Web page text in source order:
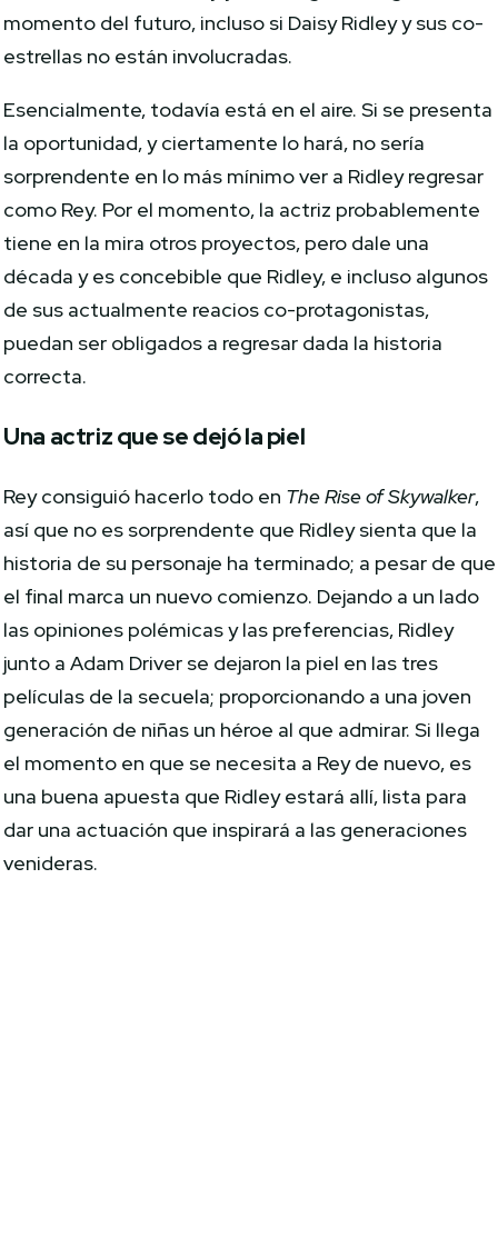
momento del futuro, incluso si Daisy Ridley y sus co-
estrellas no están involucradas.
Esencialmente, todavía está en el aire. Si se presenta
la oportunidad, y ciertamente lo hará, no sería
sorprendente en lo más mínimo ver a Ridley regresar
como Rey. Por el momento, la actriz probablemente
tiene en la mira otros proyectos, pero dale una
década y es concebible que Ridley, e incluso algunos
de sus actualmente reacios co-protagonistas,
puedan ser obligados a regresar dada la historia
correcta.
Una actriz que se dejó la piel
Rey consiguió hacerlo todo en The Rise of Skywalker,
así que no es sorprendente que Ridley sienta que la
historia de su personaje ha terminado; a pesar de que
el final marca un nuevo comienzo. Dejando a un lado
las opiniones polémicas y las preferencias, Ridley
junto a Adam Driver se dejaron la piel en las tres
películas de la secuela; proporcionando a una joven
generación de niñas un héroe al que admirar. Si llega
el momento en que se necesita a Rey de nuevo, es
una buena apuesta que Ridley estará allí, lista para
dar una actuación que inspirará a las generaciones
venideras.